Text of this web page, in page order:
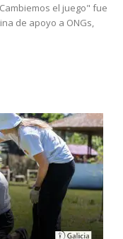
el juego" fue
de apoyo a ONGs,